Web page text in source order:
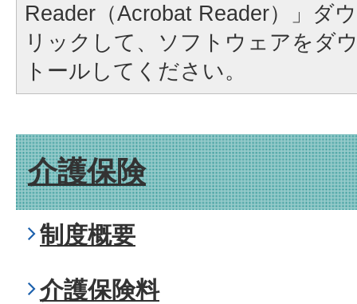
Reader（Acrobat Reader）」ダ
リックして、ソフトウェアをダ
トールしてください。
介護保険
制度概要
介護保険料